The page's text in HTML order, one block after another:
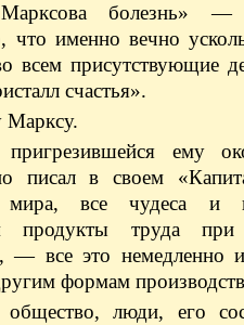
болезнь» —
что именно вечно
всем присутствующие
счастья».
Марксу.
ему
писал в своем
мира, все чудеса и
продукты труда при
— все это немедленно
формам
люди, его